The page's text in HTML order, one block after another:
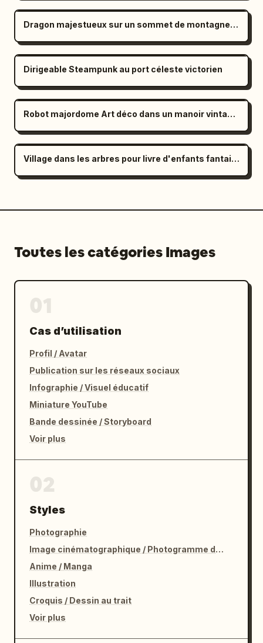
Dragon majestueux sur un sommet de montagne de cristal
Dirigeable Steampunk au port céleste victorien
Robot majordome Art déco dans un manoir vintage des années 1920
Village dans les arbres pour livre d'enfants fantaisiste au crépuscule
Toutes les catégories Images
Cas d’utilisation
Profil / Avatar
Publication sur les réseaux sociaux
Infographie / Visuel éducatif
Miniature YouTube
Bande dessinée / Storyboard
Voir plus
Styles
Photographie
Image cinématographique / Photogramme de film
Anime / Manga
Illustration
Croquis / Dessin au trait
Voir plus